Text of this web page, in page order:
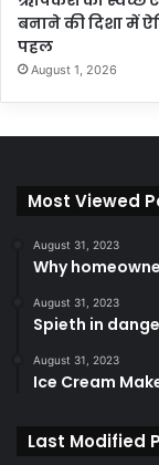
बनाने की दिशा में
पहल
August 1, 2026
Most Viewed
August 31, 2023
Why
August 31, 2023
Spieth in
August 31, 2023
Ice Cream
Last Modified